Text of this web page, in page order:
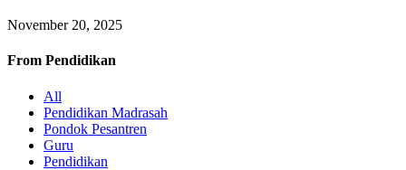
November 20, 2025
From Pendidikan
All
Pendidikan Madrasah
Pondok Pesantren
Guru
Pendidikan